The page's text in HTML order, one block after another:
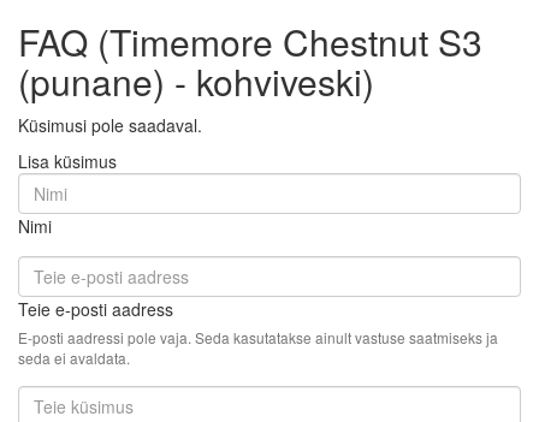
FAQ (Timemore Chestnut S3
(punane) - kohviveski)
Küsimusi pole saadaval.
Lisa küsimus
Nimi
Teie e-posti aadress
E-posti aadressi pole vaja. Seda kasutatakse ainult vastuse saatmiseks ja
seda ei avaldata.